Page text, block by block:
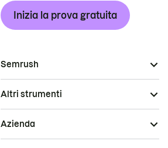
Inizia la prova gratuita
Semrush
Altri strumenti
Azienda